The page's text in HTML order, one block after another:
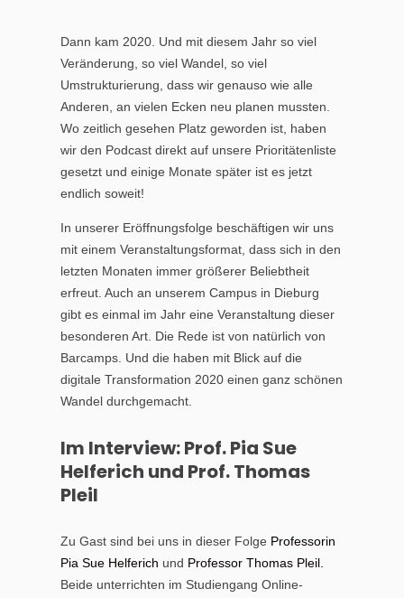
Dann kam 2020. Und mit diesem Jahr so viel
Veränderung, so viel Wandel, so viel
Umstrukturierung, dass wir genauso wie alle
Anderen, an vielen Ecken neu planen mussten.
Wo zeitlich gesehen Platz geworden ist, haben
wir den Podcast direkt auf unsere Prioritätenliste
gesetzt und einige Monate später ist es jetzt
endlich soweit!
In unserer Eröffnungsfolge beschäftigen wir uns
mit einem Veranstaltungsformat, dass sich in den
letzten Monaten immer größerer Beliebtheit
erfreut. Auch an unserem Campus in Dieburg
gibt es einmal im Jahr eine Veranstaltung dieser
besonderen Art. Die Rede ist von natürlich von
Barcamps. Und die haben mit Blick auf die
digitale Transformation 2020 einen ganz schönen
Wandel durchgemacht.
Im Interview: Prof. Pia Sue
Helferich und Prof. Thomas
Pleil
Zu Gast sind bei uns in dieser Folge Professorin
Pia Sue Helferich und Professor Thomas Pleil.
Beide unterrichten im Studiengang Online-